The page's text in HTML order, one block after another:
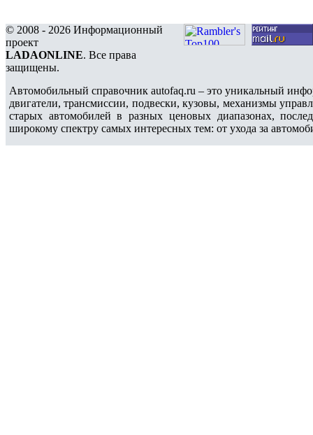
© 2008 - 2026 Информационный
проект
LADAONLINE. Все права
защищены.
Автомобильный справочник autofaq.ru – это уникальный
двигатели, трансмиссии, подвески, кузовы, механизмы
старых автомобилей в разных ценовых диапазонах,
широкому спектру самых интересных тем: от ухода за